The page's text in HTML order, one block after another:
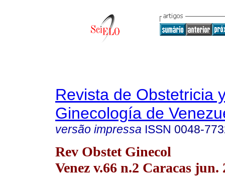
Revista de Obstetricia
Ginecología de
versão impressa ISSN 0048-
Rev Obstet Ginecol
Venez v.66 n.2 Caracas jun.